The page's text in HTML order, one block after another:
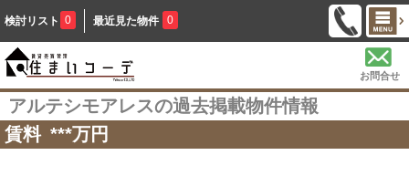
検討リスト 0 最近見た物件 0
お問合せ
アルテシモアレスの過去掲載物件情報
賃料 ***万円